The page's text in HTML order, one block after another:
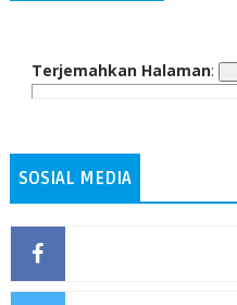
Terjemahkan Halaman:
SOSIAL MEDIA